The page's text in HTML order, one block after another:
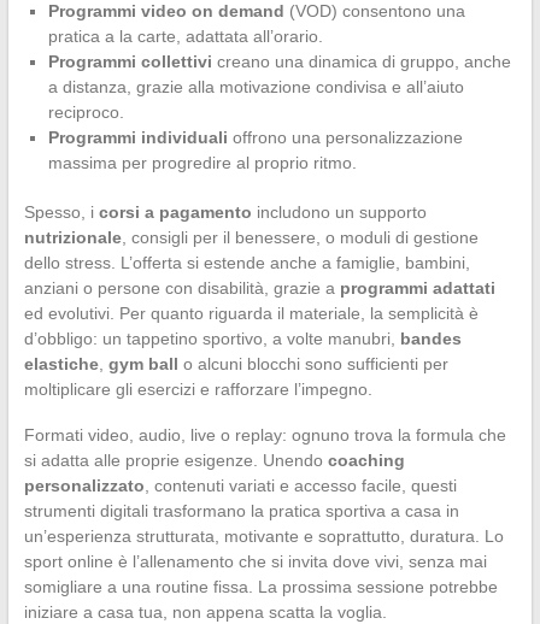
Programmi video on demand (VOD) consentono una
pratica a la carte, adattata all’orario.
Programmi collettivi creano una dinamica di gruppo, anche
a distanza, grazie alla motivazione condivisa e all’aiuto
reciproco.
Programmi individuali offrono una personalizzazione
massima per progredire al proprio ritmo.
Spesso, i corsi a pagamento includono un supporto
nutrizionale, consigli per il benessere, o moduli di gestione
dello stress. L’offerta si estende anche a famiglie, bambini,
anziani o persone con disabilità, grazie a programmi adattati
ed evolutivi. Per quanto riguarda il materiale, la semplicità è
d’obbligo: un tappetino sportivo, a volte manubri, bandes
elastiche, gym ball o alcuni blocchi sono sufficienti per
moltiplicare gli esercizi e rafforzare l’impegno.
Formati video, audio, live o replay: ognuno trova la formula che
si adatta alle proprie esigenze. Unendo coaching
personalizzato , contenuti variati e accesso facile, questi
strumenti digitali trasformano la pratica sportiva a casa in
un’esperienza strutturata, motivante e soprattutto, duratura. Lo
sport online è l’allenamento che si invita dove vivi, senza mai
somigliare a una routine fissa. La prossima sessione potrebbe
iniziare a casa tua, non appena scatta la voglia.